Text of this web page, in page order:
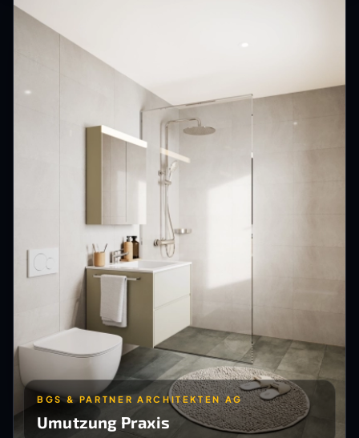
BGS & PARTNER ARCHITEKTEN AG
Umutzung Praxis